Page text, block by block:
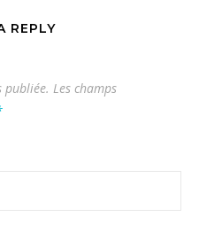
REPLY
publiée. Les champs